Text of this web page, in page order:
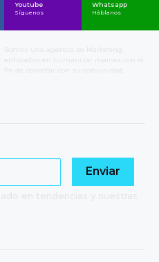
Youtube
Síguenos
Whatsapp
Háblanos
Enviar